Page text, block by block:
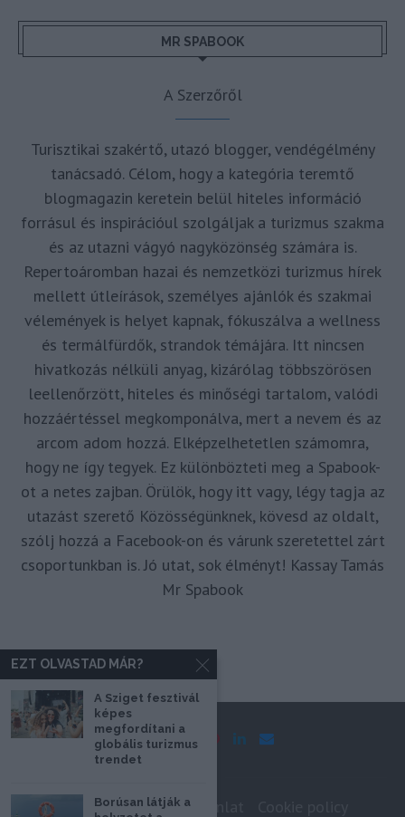
MR SPABOOK
A Szerzőről
Turisztikai szakértő, utazó blogger, vendégélmény
tanácsadó. Célom, hogy a kategória teremtő
blogmagazin keretein belül hiteles információ
forrásul és inspirációul szolgáljak a turizmus szakma
és az utazni vágyó nagyközönség számára is.
Repertoáromban hazai és nemzetközi turizmus hírek
mellett útleírások, személyes ajánlók és szakmai
vélemények is helyet kapnak, fókuszálva a wellness
és termálfürdők, strandok témájára. Itt nincsen
hivatkozás nélküli anyag, kizárólag többszörösen
leellenőrzött, hiteles és minőségi tartalom, valódi
hozzáértéssel megkomponálva, mert a nevem és az
arcom adom hozzá. Elképzelhetetlen számomra,
hogy ne így tegyek. Ez különbözteti meg a Spabook-
ot a netes zajban. Örülök, hogy itt vagy, légy tagja az
utazást szerető Közösségünknek, kövesd az oldalt,
szólj hozzá a Facebook-on és várunk szeretettel zárt
csoportunkban is. Jó utat, sok élményt! Kassay Tamás
Mr Spabook
Impresszum Médiaajánlat
EZT OLVASTAD MÁR?
A Sziget fesztivál
képes
megfordítani a
globális turizmus
trendet
Borúsan látják a